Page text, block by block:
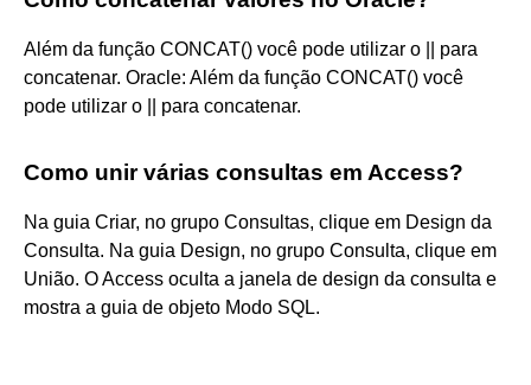
Além da função CONCAT() você pode utilizar o || para
concatenar. Oracle: Além da função CONCAT() você
pode utilizar o || para concatenar.
Como unir várias consultas em Access?
Na guia Criar, no grupo Consultas, clique em Design da
Consulta. Na guia Design, no grupo Consulta, clique em
União. O Access oculta a janela de design da consulta e
mostra a guia de objeto Modo SQL.